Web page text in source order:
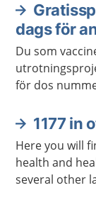
dags för
Du som
för dos
1177 in
Here you will
health and
several other